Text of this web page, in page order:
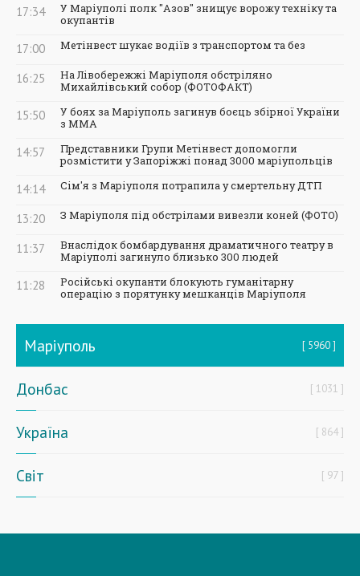
17:34
У Маріуполі полк "Азов" знищує ворожу техніку та
окупантів
17:00 Метінвест шукає водіїв з транспортом та без
16:25
На Лівобережжі Маріуполя обстріляно
Михайлівський собор (ФОТОФАКТ)
15:50
У боях за Маріуполь загинув боєць збірної України
з ММА
14:57
Представники Групи Метінвест допомогли
розмістити у Запоріжжі понад 3000 маріупольців
14:14 Сім'я з Маріуполя потрапила у смертельну ДТП
13:20 З Маріуполя під обстрілами вивезли коней (ФОТО)
11:37
Внаслідок бомбардування драматичного театру в
Маріуполі загинуло близько 300 людей
11:28
Російські окупанти блокують гуманітарну
операцію з порятунку мешканців Маріуполя
Маріуполь 5960
Донбас 1031
Україна 864
Світ 97